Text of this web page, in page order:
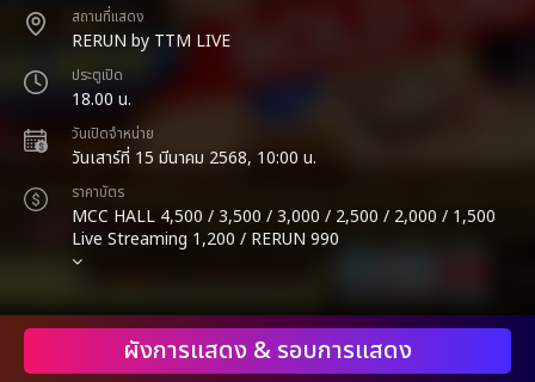
สถานที่แสดง
RERUN by TTM LIVE
ประตูเปิด
18.00 น.
วันเปิดจำหน่าย
วันเสาร์ที่ 15 มีนาคม 2568, 10:00 น.
ราคาบัตร
MCC HALL 4,500 / 3,500 / 3,000 / 2,500 / 2,000 / 1,500
Live Streaming 1,200 / RERUN 990
ผังการแสดง & รอบการแสดง